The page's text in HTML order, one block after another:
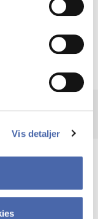
Vis detaljer